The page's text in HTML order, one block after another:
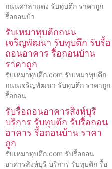
ถนนศาลาแดง รับทุบตึก ราคาถูก
รื้อถอนบ้า
รับเหมาทุบตึกถนน
เจริญพัฒนา รับทุบตึก รับรื้อ
ถอนอาคาร รื้อถอนบ้าน
ราคาถูก
รับเหมาทุบตึก.com รับเหมาทุบตึก
ถนนเจริญพัฒนา รับทุบตึก ราคาถูก
รื้อถอน
รับรื้อถอนอาคารสิงห์บุรี
บริการ รับทุบตึก รับรื้อถอน
อาคาร รื้อถอนบ้าน ราคา
ถูก
รับเหมาทุบตึก.com รับรื้อถอน
อาคารสิงห์บุรี บริการ รับทุบตึก รื้อ